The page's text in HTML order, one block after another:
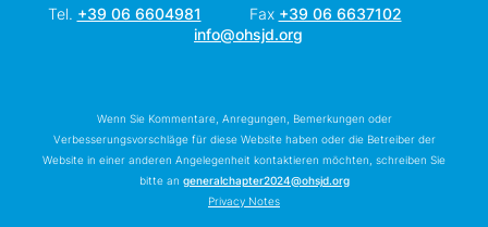
Tel. +39 06 6604981 Fax +39 06 6637102
info@ohsjd.org
Wenn Sie Kommentare, Anregungen, Bemerkungen oder
Verbesserungsvorschläge für diese Website haben oder die Betreiber der
Website in einer anderen Angelegenheit kontaktieren möchten, schreiben Sie
bitte an generalchapter2024@ohsjd.org
Privacy Notes